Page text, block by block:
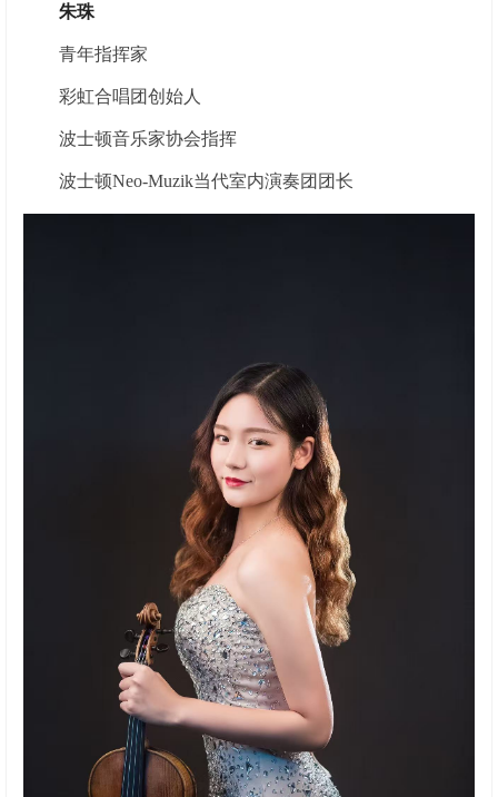
朱珠
青年指挥家
彩虹合唱团创始人
波士顿音乐家协会指挥
波士顿Neo-Muzik当代室内演奏团团长